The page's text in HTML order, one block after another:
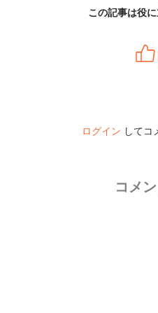
この記事は役
ログイン してコ
コメ